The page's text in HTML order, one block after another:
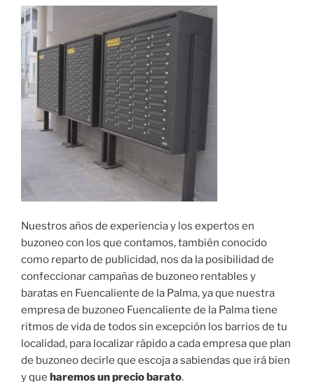
Nuestros años de experiencia y los expertos en
buzoneo con los que contamos, también conocido
como reparto de publicidad, nos da la posibilidad de
confeccionar campañas de buzoneo rentables y
baratas en Fuencaliente de la Palma, ya que nuestra
empresa de buzoneo Fuencaliente de la Palma tiene
ritmos de vida de todos sin excepción los barrios de tu
localidad, para localizar rápido a cada empresa que plan
de buzoneo decirle que escoja a sabiendas que irá bien
y que haremos un precio barato.